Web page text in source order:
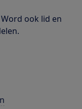
ook lid en